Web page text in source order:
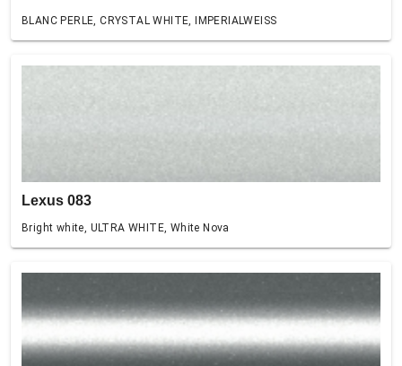
BLANC PERLE, CRYSTAL WHITE, IMPERIALWEISS
Lexus 083
Bright white, ULTRA WHITE, White Nova